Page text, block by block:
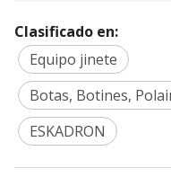
Clasificado en:
Equipo jinete
Botas, Botines,
ESKADRON